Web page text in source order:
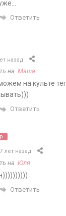
Ответить
назад
на Маша
на культе
Ответить
7 лет назад
на Юля
Ответить